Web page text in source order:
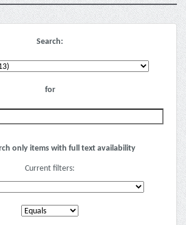
Search:
for
only items with full text availability
Current filters: